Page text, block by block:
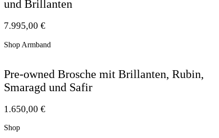
und Brillanten
7.995,00 €
Shop Armband
Pre-owned Brosche mit Brillanten, Rubin,
Smaragd und Safir
1.650,00 €
Shop